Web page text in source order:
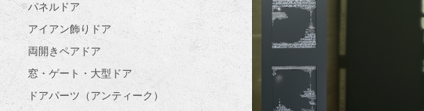
パネルドア
アイアン飾りドア
両開きペアドア
窓・ゲート・大型ドア
ドアパーツ（アンティーク）